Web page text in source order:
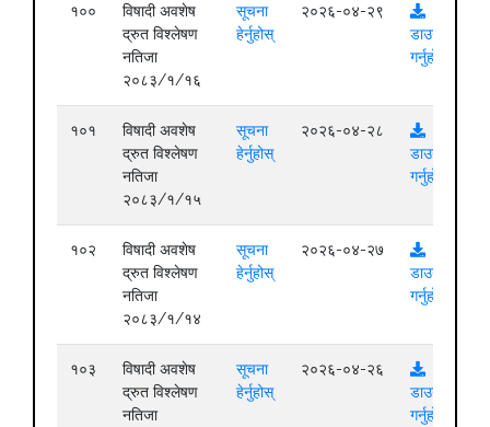
१००
विषादी अवशेष
द्रुत विश्लेषण
नतिजा
२०८३/१/१६
सूचना
हेर्नुहोस्
२०२६-०४-२९
डाउनलोड
गर्नुहोस्
१०१
विषादी अवशेष
द्रुत विश्लेषण
नतिजा
२०८३/१/१५
सूचना
हेर्नुहोस्
२०२६-०४-२८
डाउनलोड
गर्नुहोस्
१०२
विषादी अवशेष
द्रुत विश्लेषण
नतिजा
२०८३/१/१४
सूचना
हेर्नुहोस्
२०२६-०४-२७
डाउनलोड
गर्नुहोस्
१०३
विषादी अवशेष
द्रुत विश्लेषण
नतिजा
सूचना
हेर्नुहोस्
२०२६-०४-२६
डाउनलोड
गर्नुहोस्